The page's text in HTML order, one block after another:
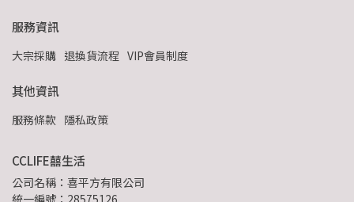
服務資訊
大宗採購 退換貨流程 VIP會員制度
其他資訊
服務條款 隱私政策
CCLIFE囍生活
公司名稱：喜平方有限公司
統一編號：28575126